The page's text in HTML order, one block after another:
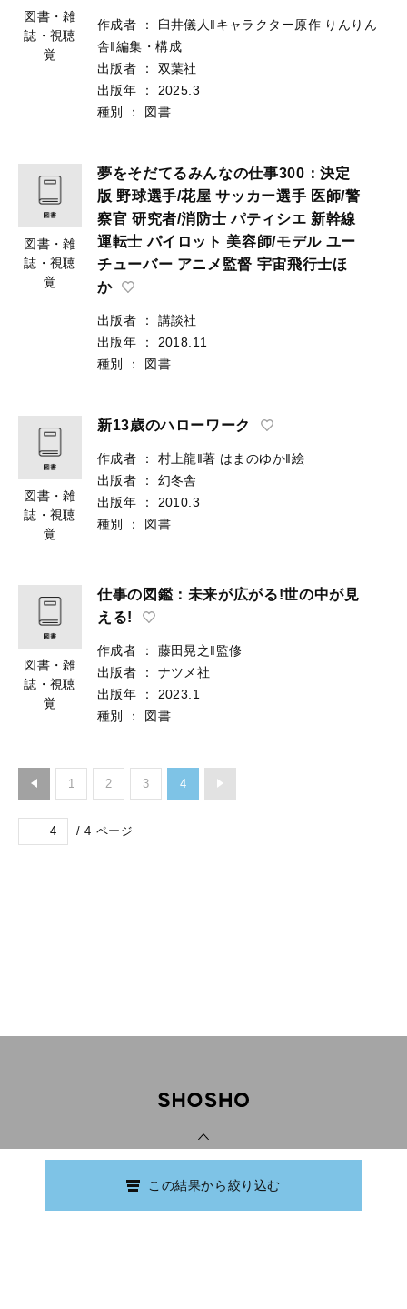
図書・雑
誌・視聴
覚
作成者 ： 臼井儀人‖キャラクター原作 りんりん
舎‖編集・構成
出版者
：
双葉社
出版年
：
2025.3
種別
： 図書
図書・雑
誌・視聴
覚
夢をそだてるみんなの仕事300：決定
版 野球選手/花屋 サッカー選手 医師/警
察官 研究者/消防士 パティシエ 新幹線
運転士 パイロット 美容師/モデル ユー
チューバー アニメ監督 宇宙飛行士ほ
か
出版者 ：
講談社
出版年
：
2018.11
種別
： 図書
図書・雑
誌・視聴
覚
新13歳のハローワーク
作成者 ： 村上龍‖著 はまのゆか‖絵
出版者
：
幻冬舎
出版年
：
2010.3
種別
： 図書
図書・雑
誌・視聴
覚
仕事の図鑑：未来が広がる!世の中が見
える!
作成者 ：
藤田晃之‖監修
出版者
：
ナツメ社
出版年
：
2023.1
種別
： 図書
1 2 3 4
/ 4 ページ
この結果から絞り込む
Copyright © Ishikawa Prefectural Library.